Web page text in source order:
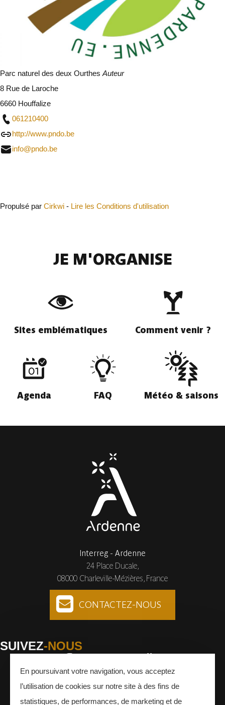
Parc naturel des deux Ourthes Auteur
8 Rue de Laroche
6660 Houffalize
061210400
http://www.pndo.be
info@pndo.be
Propulsé par Cirkwi - Lire les Conditions d'utilisation
JE M'ORGANISE
Sites emblématiques Comment venir ?
Agenda FAQ Météo & saisons
Interreg - Ardenne
24 Place Ducale,
08000 Charleville-Mézières, France
CONTACTEZ-NOUS
SUIVEZ-NOUS
Facebook Instagram Youtube
En poursuivant votre navigation, vous acceptez
l’utilisation de cookies sur notre site à des fins de
statistiques, de performances, de marketing et de